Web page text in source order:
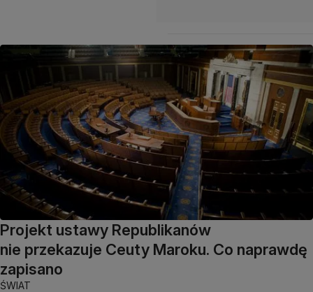
Projekt ustawy Republikanów
nie przekazuje Ceuty Maroku. Co naprawdę
zapisano
ŚWIAT